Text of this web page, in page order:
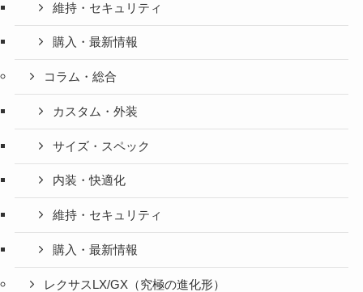
維持・セキュリティ
購入・最新情報
コラム・総合
カスタム・外装
サイズ・スペック
内装・快適化
維持・セキュリティ
購入・最新情報
レクサスLX/GX（究極の進化形）